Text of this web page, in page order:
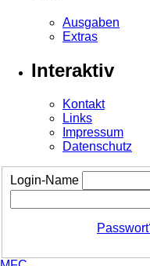
Ausgaben
Extras
Interaktiv
Kontakt
Links
Impressum
Datenschutz
Login-Name